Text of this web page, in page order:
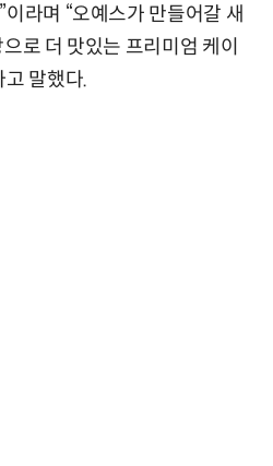
라며 “오예스가 만들어갈 새
로 더 맛있는 프리미엄 케이
고 말했다.